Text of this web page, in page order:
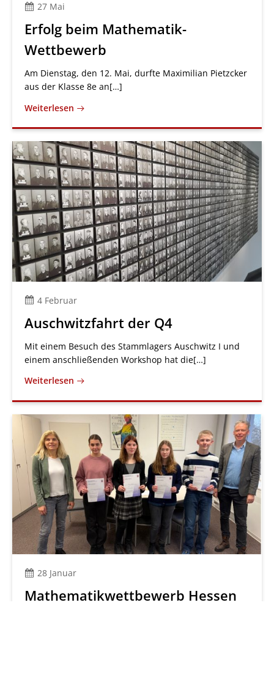
27 Mai
Erfolg beim Mathematik-
Wettbewerb
Am Dienstag, den 12. Mai, durfte Maximilian Pietzcker
aus der Klasse 8e an[…]
Weiterlesen
4 Februar
Auschwitzfahrt der Q4
Mit einem Besuch des Stammlagers Auschwitz I und
einem anschließenden Workshop hat die[…]
Weiterlesen
28 Januar
Mathematikwettbewerb Hessen